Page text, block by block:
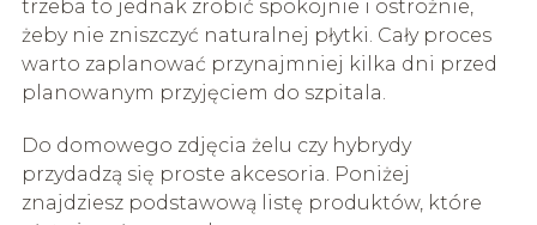
trzeba to jednak zrobić spokojnie i ostrożnie,
żeby nie zniszczyć naturalnej płytki. Cały proces
warto zaplanować przynajmniej kilka dni przed
planowanym przyjęciem do szpitala.
Do domowego zdjęcia żelu czy hybrydy
przydadzą się proste akcesoria. Poniżej
znajdziesz podstawową listę produktów, które